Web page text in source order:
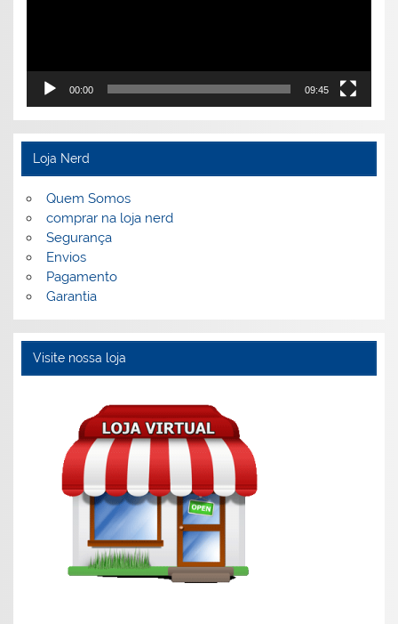
00:00 09:45
Loja Nerd
Quem Somos
comprar na loja nerd
Segurança
Envios
Pagamento
Garantia
Visite nossa loja